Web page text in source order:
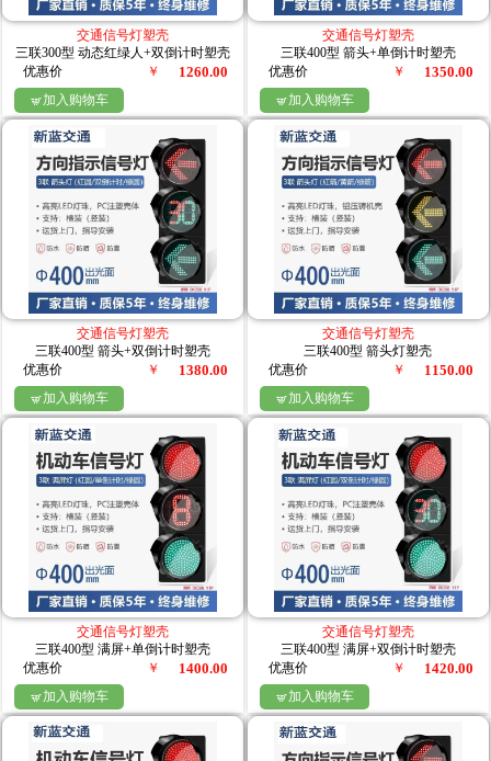
交通信号灯塑壳
三联300型 动态红绿人+双倒计时塑壳
优惠价
￥ 1260.00
加入购物车
交通信号灯塑壳
三联400型 箭头+单倒计时塑壳
优惠价
￥ 1350.00
加入购物车
交通信号灯塑壳
三联400型 箭头+双倒计时塑壳
优惠价
￥ 1380.00
加入购物车
交通信号灯塑壳
三联400型 箭头灯塑壳
优惠价
￥ 1150.00
加入购物车
交通信号灯塑壳
三联400型 满屏+单倒计时塑壳
优惠价
￥ 1400.00
加入购物车
交通信号灯塑壳
三联400型 满屏+双倒计时塑壳
优惠价
￥ 1420.00
加入购物车